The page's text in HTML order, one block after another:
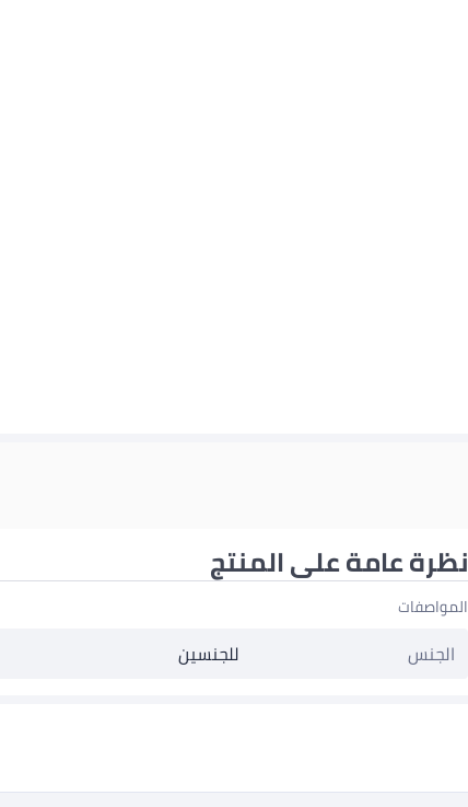
نظرة عامة على المنتج
المواصفات
الجنس للجنسين